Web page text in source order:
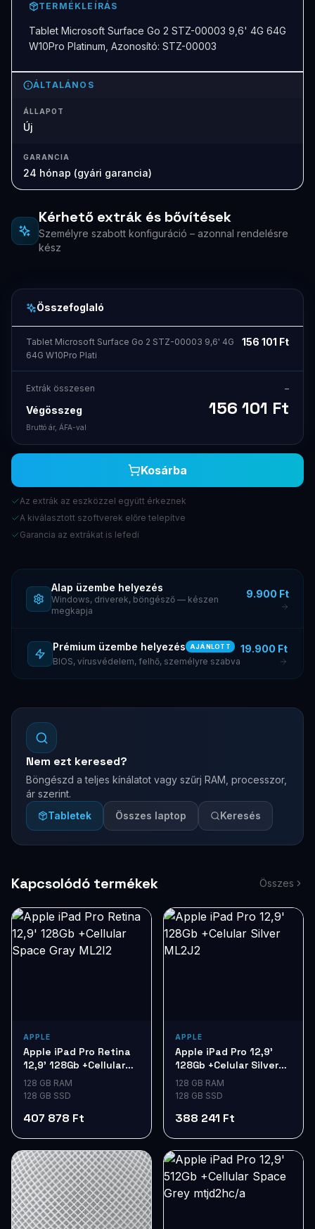
TERMÉKLEÍRÁS
Tablet Microsoft Surface Go 2 STZ-00003 9,6' 4G 64G
W10Pro Platinum, Azonosító: STZ-00003
ÁLTALÁNOS
ÁLLAPOT
Új
GARANCIA
24 hónap (gyári garancia)
Kérhető extrák és bővítések
Személyre szabott konfiguráció – azonnal rendelésre
kész
Összefoglaló
Tablet Microsoft Surface Go 2 STZ-00003 9,6' 4G
64G W10Pro Plati
156 101 Ft
Extrák összesen –
Végösszeg 156 101 Ft
Bruttó ár, ÁFA-val
Kosárba
Az extrák az eszközzel együtt érkeznek
A kiválasztott szoftverek előre telepítve
Garancia az extrákat is lefedi
Alap üzembe helyezés
Windows, driverek, böngésző — készen
megkapja
9.900 Ft
Prémium üzembe helyezés AJÁNLOTT
BIOS, vírusvédelem, felhő, személyre szabva
19.900 Ft
Nem ezt keresed?
Böngészd a teljes kínálatot vagy szűrj RAM, processzor,
ár szerint.
Tabletek
Összes laptop Keresés
Kapcsolódó termékek Összes
APPLE
Apple iPad Pro Retina
12,9' 128Gb +Cellular
Space Gray ML2I2
128 GB RAM
128 GB SSD
407 878 Ft
APPLE
Apple iPad Pro 12,9'
128Gb +Celular Silver
ML2J2
128 GB RAM
128 GB SSD
388 241 Ft